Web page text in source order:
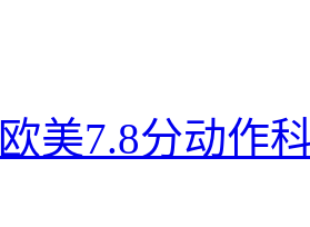
美7.8分动作